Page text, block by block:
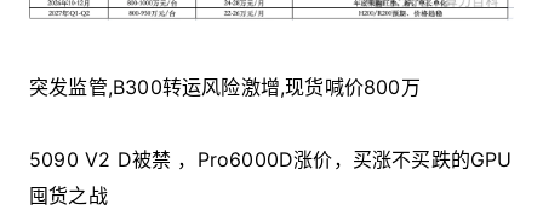
突发监管,B300转运风险激增,现货喊价800万
5090 V2 D被禁 ，Pro6000D涨价，买涨不买跌的GPU
囤货之战